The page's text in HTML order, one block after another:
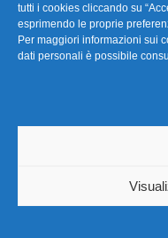
tutti i cookies cliccando su
esprimendo le proprie
Per maggiori informazioni sui
dati personali è possibile
TG
Privacy &